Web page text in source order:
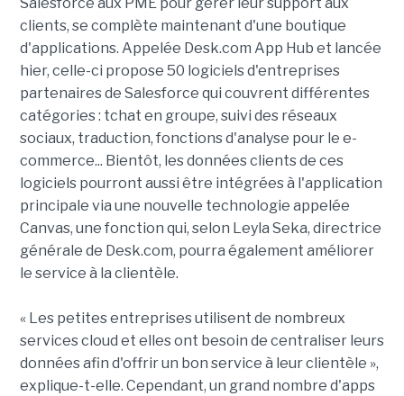
Salesforce aux PME pour gérer leur support aux
clients, se complète maintenant d'une boutique
d'applications. Appelée Desk.com App Hub et lancée
hier, celle-ci propose 50 logiciels d'entreprises
partenaires de Salesforce qui couvrent différentes
catégories : tchat en groupe, suivi des réseaux
sociaux, traduction, fonctions d'analyse pour le e-
commerce... Bientôt, les données clients de ces
logiciels pourront aussi être intégrées à l'application
principale via une nouvelle technologie appelée
Canvas, une fonction qui, selon Leyla Seka, directrice
générale de Desk.com, pourra également améliorer
le service à la clientèle.
« Les petites entreprises utilisent de nombreux
services cloud et elles ont besoin de centraliser leurs
données afin d'offrir un bon service à leur clientèle »,
explique-t-elle. Cependant, un grand nombre d'apps